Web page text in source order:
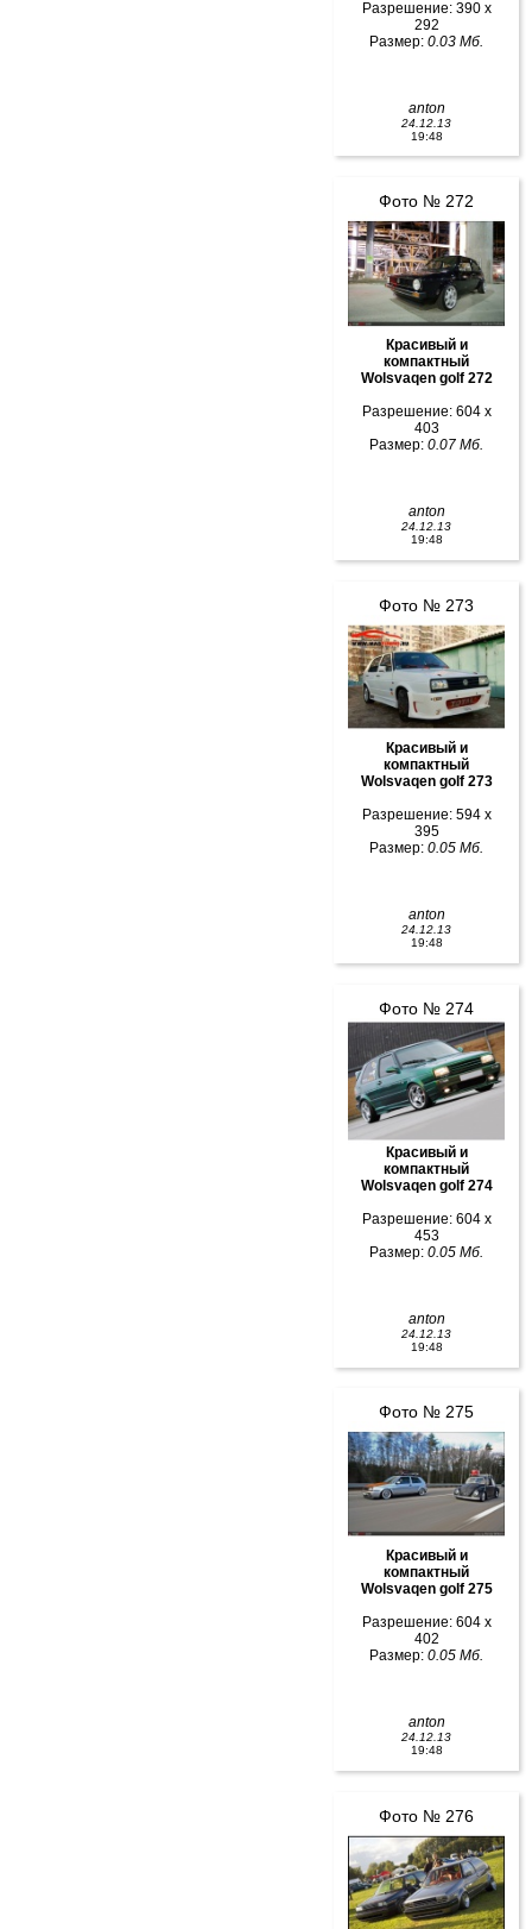
Разрешение: 390 x
292
Размер: 0.03 Мб.
anton
24.12.13
19:48
Фото № 272
Красивый и
компактный
Wolsvaqen golf 272
Разрешение: 604 x
403
Размер: 0.07 Мб.
anton
24.12.13
19:48
Фото № 273
Красивый и
компактный
Wolsvaqen golf 273
Разрешение: 594 x
395
Размер: 0.05 Мб.
anton
24.12.13
19:48
Фото № 274
Красивый и
компактный
Wolsvaqen golf 274
Разрешение: 604 x
453
Размер: 0.05 Мб.
anton
24.12.13
19:48
Фото № 275
Красивый и
компактный
Wolsvaqen golf 275
Разрешение: 604 x
402
Размер: 0.05 Мб.
anton
24.12.13
19:48
Фото № 276